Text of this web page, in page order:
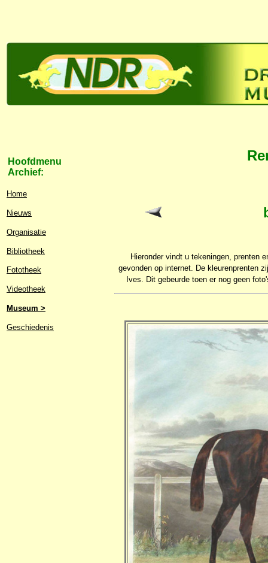
Hoofdmenu
Archief:
Home
Nieuws
Organisatie
Bibliotheek
Fototheek
Videotheek
Museum >
Geschiedenis
Hieronder vindt u tekeningen, prenten
gevonden op internet. De kleurenprenten
Ives. Dit gebeurde toen er nog geen